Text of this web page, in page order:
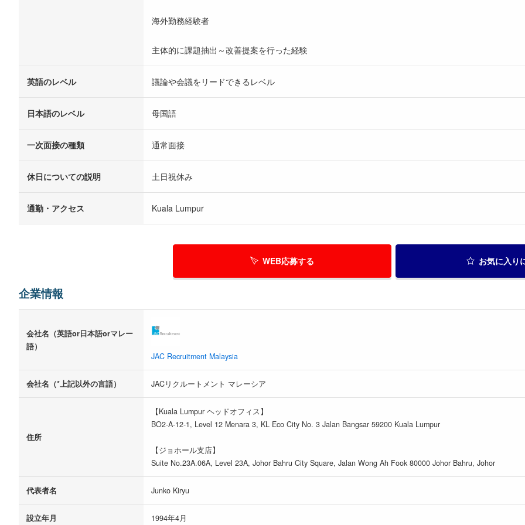
海外勤務経験者
主体的に課題抽出～改善提案を行った経験
英語のレベル 議論や会議をリードできるレベル
日本語のレベル 母国語
一次面接の種類 通常面接
休日についての説明 土日祝休み
通勤・アクセス Kuala Lumpur
WEB応募する お気に入り
企業情報
会社名（英語or日本語orマレー
語）
JAC Recruitment Malaysia
会社名（*上記以外の言語） JACリクルートメント マレーシア
住所
【Kuala Lumpur ヘッドオフィス】
BO2-A-12-1, Level 12 Menara 3, KL Eco City No. 3 Jalan Bangsar 59200 Kuala Lumpur
【ジョホール支店】
Suite No.23A.06A, Level 23A, Johor Bahru City Square, Jalan Wong Ah Fook 80000 Johor Bahru, Johor
代表者名 Junko Kiryu
設立年月 1994年4月